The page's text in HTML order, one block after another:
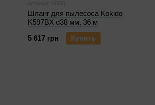
Артикул: 16685
Шланг для пылесоса Kokido
K597BX d38 мм, 36 м
5 617 грн
Купить